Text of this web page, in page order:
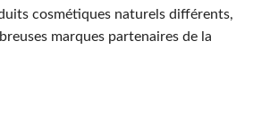
cosmétiques naturels différents,
marques partenaires de la